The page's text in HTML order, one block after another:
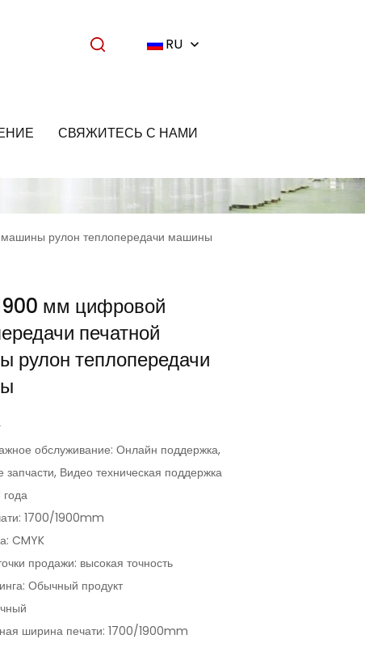
RU
СВЯЖИТЕСЬ С НАМИ
рулон теплопередачи машины
мм цифровой
печатной
рулон теплопередачи
обслуживание: Онлайн поддержка,
запчасти, Видео техническая поддержка
года
1700/1900mm
CMYK
продажи: высокая точность
Обычный продукт
ширина печати: 1700/1900mm